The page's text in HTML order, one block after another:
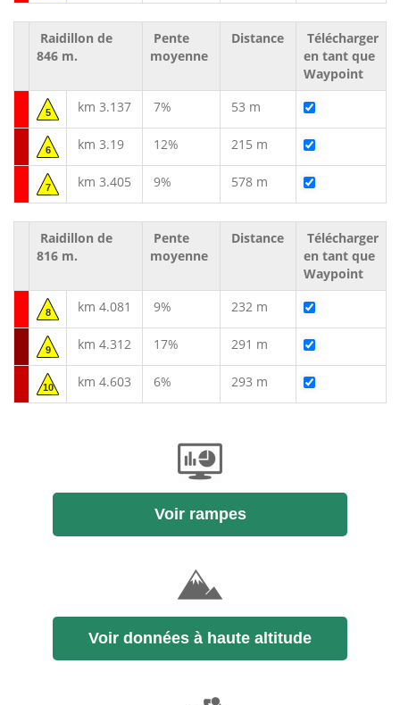
Raidillon de
846 m.
Pente
moyenne
Distance
Télécharger
en tant que
Waypoint
5 km 3.137 7% 53 m
6 km 3.19 12% 215 m
7 km 3.405 9% 578 m
Raidillon de
816 m.
Pente
moyenne
Distance
Télécharger
en tant que
Waypoint
8 km 4.081 9% 232 m
9 km 4.312 17% 291 m
10 km 4.603 6% 293 m
Voir rampes
Voir données à haute altitude